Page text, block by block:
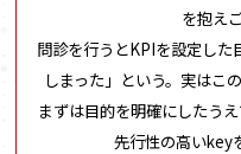
を抱え
問診を行うとKPIを設定した
しまった」という。実はこ
まずは目的を明確にしたう
先行性の高いkey